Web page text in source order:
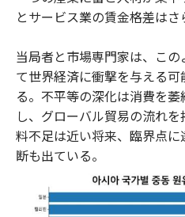
とサービス業の賃金格差はさ
当局者と市場専門家は、こ
て世界経済に衝撃を与える
る。不平等の深化は消費を
し、グローバル貿易の流れ
料不足は近い将来、臨界点
断も出ている。